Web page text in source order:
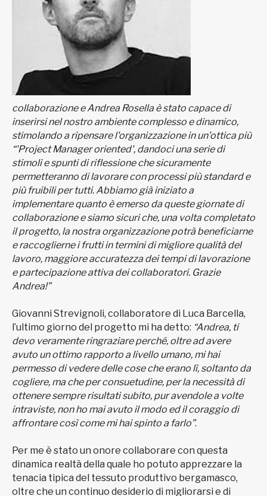
collaborazione e Andrea Rosella è stato capace di
inserirsi nel nostro ambiente complesso e dinamico,
stimolando a ripensare l'organizzazione in un’ottica più
“'Project Manager oriented', dandoci una serie di
stimoli e spunti di riflessione che sicuramente
permetteranno di lavorare con processi più standard e
più fruibili per tutti. Abbiamo già iniziato a
implementare quanto è emerso da queste giornate di
collaborazione e siamo sicuri che, una volta completato
il progetto, la nostra organizzazione potrà beneficiarne
e raccoglierne i frutti in termini di migliore qualità del
lavoro, maggiore accuratezza dei tempi di lavorazione
e partecipazione attiva dei collaboratori. Grazie
Andrea!”
Giovanni Strevignoli, collaboratore di Luca Barcella,
l’ultimo giorno del progetto mi ha detto: “Andrea, ti
devo veramente ringraziare perché, oltre ad avere
avuto un ottimo rapporto a livello umano, mi hai
permesso di vedere delle cose che erano lì, soltanto da
cogliere, ma che per consuetudine, per la necessità di
ottenere sempre risultati subito, pur avendole a volte
intraviste, non ho mai avuto il modo ed il coraggio di
affrontare così come mi hai spinto a farlo”.
Per me è stato un onore collaborare con questa
dinamica realtà della quale ho potuto apprezzare la
tenacia tipica del tessuto produttivo bergamasco,
oltre che un continuo desiderio di migliorarsi e di